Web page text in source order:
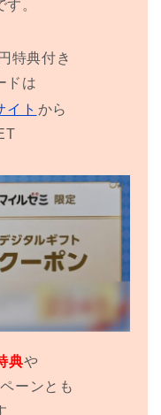
。
特典付き
ドは
イト から
典や
ーンとも